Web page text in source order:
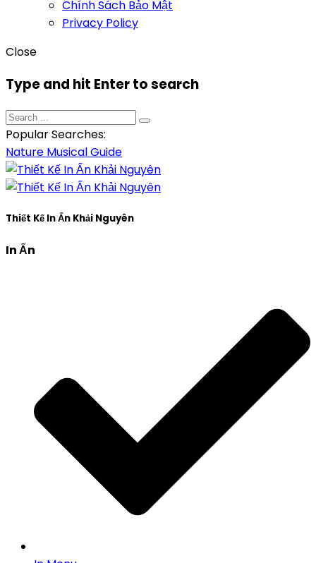
Chính Sách Bảo Mật
Privacy Policy
Close
Type and hit Enter to search
Popular Searches:
Nature MusicalGuide
Thiết Kế In Ấn Khải Nguyên
In Ấn